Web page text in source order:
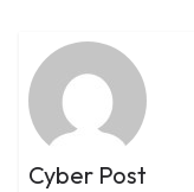
Cyber Post